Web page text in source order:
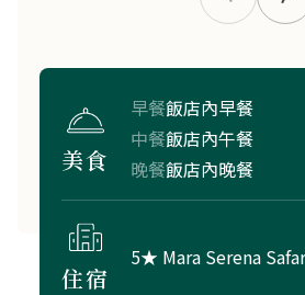
美食
早餐飯店內早餐
中餐飯店內午餐
晚餐飯店內晚餐
住宿
5★ Mara Serena